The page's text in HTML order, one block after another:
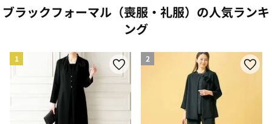
ブラックフォーマル（喪服・礼服）の人気ランキ
ング
1 2